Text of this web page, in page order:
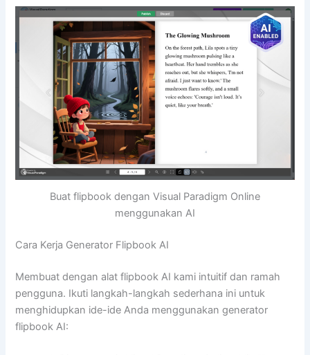
Buat flipbook dengan Visual Paradigm Online
menggunakan AI
Cara Kerja Generator Flipbook AI
Membuat dengan alat flipbook AI kami intuitif dan ramah
pengguna. Ikuti langkah-langkah sederhana ini untuk
menghidupkan ide-ide Anda menggunakan generator
flipbook AI: